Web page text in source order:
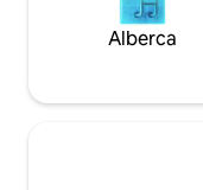
Alberca